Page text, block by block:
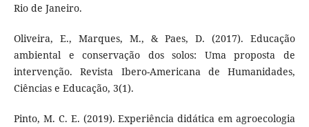
Rio de Janeiro.
Oliveira, E., Marques, M., & Paes, D. (2017). Educação
ambiental e conservação dos solos: Uma proposta de
intervenção. Revista Ibero-Americana de Humanidades,
Ciências e Educação, 3(1).
Pinto, M. C. E. (2019). Experiência didática em agroecologia